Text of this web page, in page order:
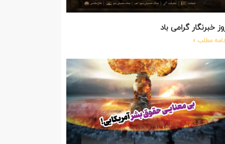
خبرنگار گرامی باد
مطلب »